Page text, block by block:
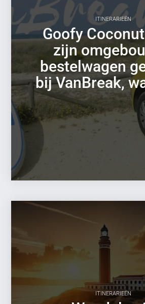
ITINERARIEËN
Goofy
zijn
bestelwagen
bij VanBreak,
ITINERARIEËN